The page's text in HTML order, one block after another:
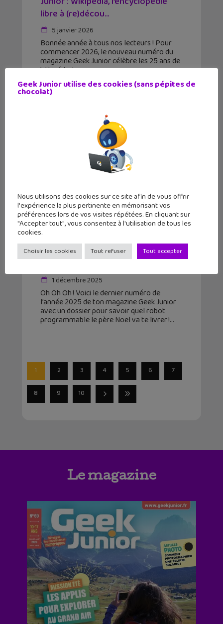
libre à (re)décou...
5 janvier 2026
Bonnée année à tous nos lecteurs ! Pour
commencer 2026, le nouveau numéro du
magazine Geek Junior célèbre les 25 ans de
Wikipédia !
Sortie du n°62 du magazine Geek
Junior : quel robot choisir pour Noël
1 décembre 2025
Oh Oh Oh ! Voici le dernier numéro de
l’année 2025 de ton magazine Geek Junior
avec un dossier pour savoir quel robot
programmable le père Noël va te livrer !
1 2 3 4 5 6 7
8 9 10
Le magazine
Geek Junior utilise des cookies (sans pépites de
chocolat)
Nous utilisons des cookies sur ce site afin de vous offrir
l'expérience la plus pertinente en mémorisant vos
préférences lors de vos visites répétées. En cliquant sur
"Accepter tout", vous consentez à l'utilisation de tous les
cookies.
Choisir les cookies Tout refuser Tout accepter